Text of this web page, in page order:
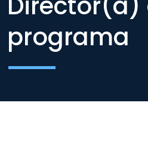
programa